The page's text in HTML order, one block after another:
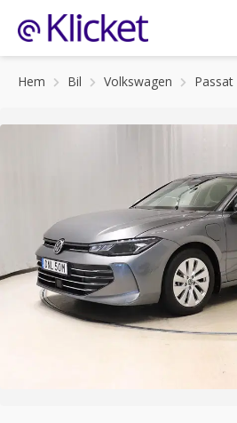
Hem Bil Volkswagen Passat